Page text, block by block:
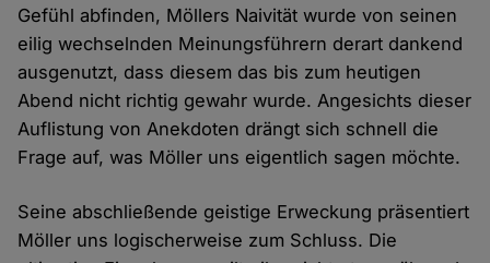
Gefühl abfinden, Möllers Naivität wurde von seinen
eilig wechselnden Meinungsführern derart dankend
ausgenutzt, dass diesem das bis zum heutigen
Abend nicht richtig gewahr wurde. Angesichts dieser
Auflistung von Anekdoten drängt sich schnell die
Frage auf, was Möller uns eigentlich sagen möchte.
Seine abschließende geistige Erweckung präsentiert
Möller uns logischerweise zum Schluss. Die